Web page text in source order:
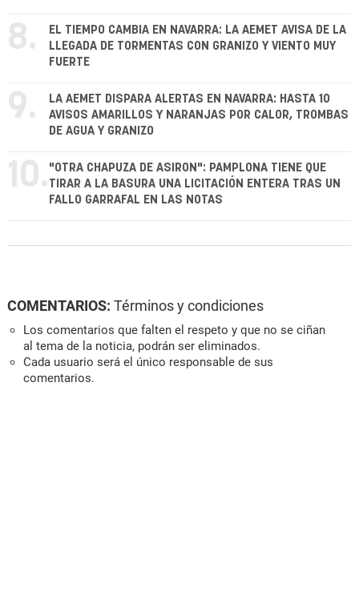
8.
EL TIEMPO CAMBIA EN NAVARRA: LA AEMET AVISA DE LA
LLEGADA DE TORMENTAS CON GRANIZO Y VIENTO MUY
FUERTE
9.
LA AEMET DISPARA ALERTAS EN NAVARRA: HASTA 10
AVISOS AMARILLOS Y NARANJAS POR CALOR, TROMBAS
DE AGUA Y GRANIZO
10. "OTRA CHAPUZA DE ASIRON": PAMPLONA TIENE QUE
TIRAR A LA BASURA UNA LICITACIÓN ENTERA TRAS UN
FALLO GARRAFAL EN LAS NOTAS
COMENTARIOS: Términos y condiciones
Los comentarios que falten el respeto y que no se ciñan
al tema de la noticia, podrán ser eliminados.
Cada usuario será el único responsable de sus
comentarios.